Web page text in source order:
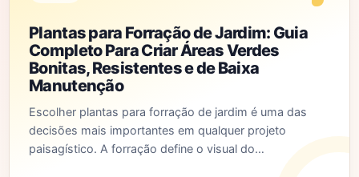
Plantas para Forração de Jardim: Guia
Completo Para Criar Áreas Verdes
Bonitas, Resistentes e de Baixa
Manutenção
Escolher plantas para forração de jardim é uma das
decisões mais importantes em qualquer projeto
paisagístico. A forração define o visual do…